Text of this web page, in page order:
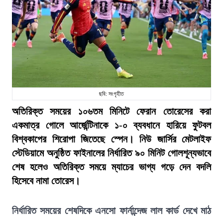
ছবি: সংগৃহীত
অতিরিক্ত সময়ের ১০৬তম মিনিটে ফেরান তোরেসের করা
একমাত্র গোলে আর্জেন্টিনাকে ১-০ ব্যবধানে হারিয়ে ফুটবল
বিশ্বকাপের শিরোপা জিতেছে স্পেন। নিউ জার্সির মেটলাইফ
স্টেডিয়ামে অনুষ্ঠিত ফাইনালের নির্ধারিত ৯০ মিনিট গোলশূন্যভাবে
শেষ হলেও অতিরিক্ত সময়ে ম্যাচের ভাগ্য গড়ে দেন বদলি
হিসেবে নামা তোরেস।
নির্ধারিত সময়ের শেষদিকে এনসো ফার্নান্দেজ লাল কার্ড দেখে মাঠ